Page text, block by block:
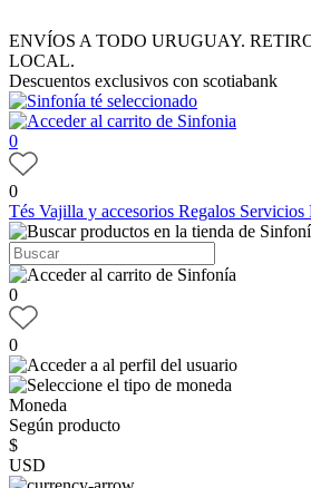
ENVÍOS A TODO URUGUAY.
LOCAL.
Descuentos exclusivos con scotiabank
0
0
Tés Vajilla y accesorios Regalos Servicios
0
0
Moneda
Según producto
$
USD